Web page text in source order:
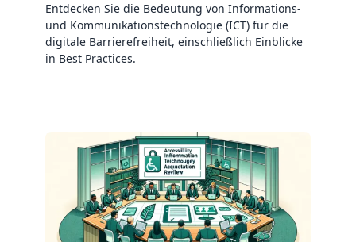
Entdecken Sie die Bedeutung von Informations-
und Kommunikationstechnologie (ICT) für die
digitale Barrierefreiheit, einschließlich Einblicke
in Best Practices.